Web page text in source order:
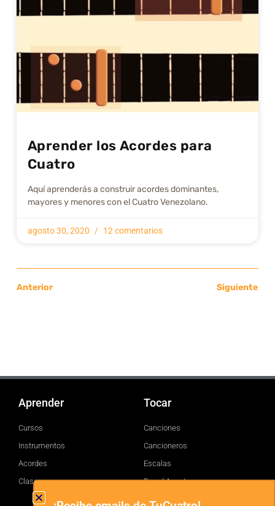
Aprender los Acordes para
Cuatro
Aquí aprenderás a construir acordes dominantes,
mayores y menores con el Cuatro Venezolano.
agosto 30, 2020 12 comentarios
Anterior Siguiente
Aprender
Cursos
Instrumentos
Acordes
Clases
Tocar
Canciones
Cancioneros
Escalas
Brand Assets